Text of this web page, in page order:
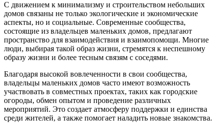
С движением к минимализму и строительством небольших
домов связаны не только экологические и экономические
аспекты, но и социальные. Современные сообщества,
состоящие из владельцев маленьких домов, предлагают
пространство для взаимодействия и взаимопомощи. Многие
люди, выбирая такой образ жизни, стремятся к неспешному
образу жизни и более тесным связям с соседями.
Благодаря высокой вовлеченности в свои сообщества,
владельцы маленьких домов часто имеют возможность
участвовать в совместных проектах, таких как городские
огороды, обмен опытом и проведение различных
мероприятий. Это создает атмосферу поддержки и единства
среди жителей, а также помогает наладить новые знакомства.